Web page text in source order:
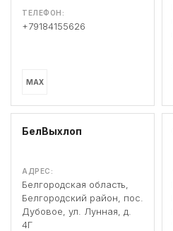
ТЕЛЕФОН:
+79184155626
MAX
БелВыхлоп
АДРЕС:
Белгородская область,
Белгородский район, пос.
Дубовое, ул. Лунная, д.
4Г